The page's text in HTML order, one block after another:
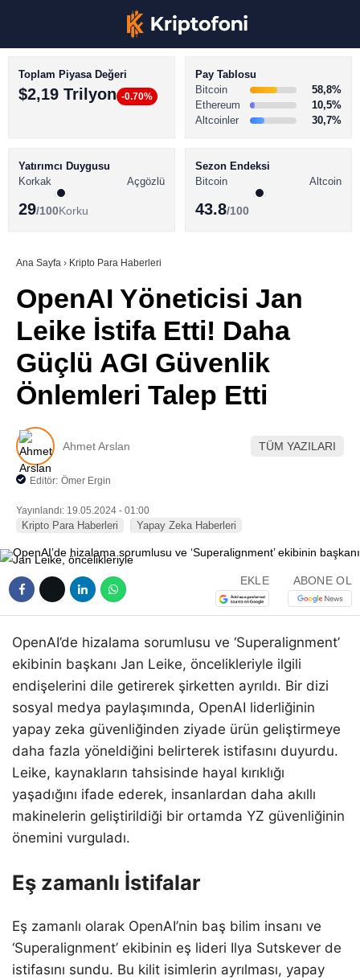
Youtube
TikTok
BİTCOİN HABERLERİ
ALTCOİN HABERLERİ
SÖZLÜK
Toplam Piyasa Değeri
$2,19 Trilyon -0.70%
Pay Tablosu
Bitcoin
58,8%
Ethereum
10,5%
Altcoinler
30,7%
Yatırımcı Duygusu
Korkak
Açgözlü
29/100Korku
Sezon Endeksi
Bitcoin
Altcoin
43.8/100
Ana Sayfa › Kripto Para Haberleri
OpenAI Yöneticisi Jan
Leike İstifa Etti! Daha
Güçlü AGI Güvenlik
Önlemleri Talep Etti
Ahmet Arslan TÜM YAZILARI
Editör: Ömer Ergin
Yayınlandı: 19.05.2024 - 01:00
Kripto Para Haberleri Yapay Zeka Haberleri
EKLE ABONE OL
OpenAI’de hizalama sorumlusu ve ‘Superalignment’
ekibinin başkanı Jan Leike, öncelikleriyle ilgili
endişelerini dile getirerek şirketten ayrıldı. Bir dizi
sosyal medya paylaşımında, OpenAI liderliğinin
yapay zeka güvenliğinden ziyade ürün geliştirmeye
daha fazla yöneldiğini belirterek istifasını duyurdu.
Leike, kaynakların tahsisinde hayal kırıklığı
yaşadığını ifade ederek, insanlardan daha akıllı
makinelerin geliştirildiği bir ortamda YZ güvenliğinin
önemini vurguladı.
Eş zamanlı İstifalar
Eş zamanlı olarak OpenAI’nin baş bilim insanı ve
‘Superalignment’ ekibinin eş lideri Ilya Sutskever de
istifasını sundu. Bu kilit isimlerin ayrılması, yapay